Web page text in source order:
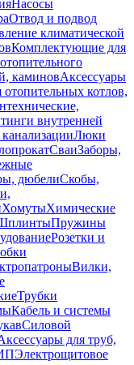
Насосы
Отвод и подвод
климатической
Комплектующие для
каминовАксессуары
котлов,
внутренней
Люки
СваиЗаборы,
дюбелиСкобы,
ХомутыХимические
Пружины
Розетки и
Вилки,
Трубки
Кабель и системы
Силовой
для труб,
Электрощитовое